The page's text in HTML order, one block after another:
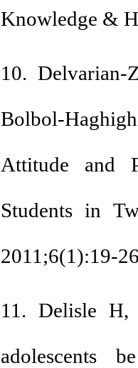
Knowledge &
10. Delvarian-
Bolbol-
Attitude and
Students in
2011;6(1):19-
11. Delisle H,
adolescents